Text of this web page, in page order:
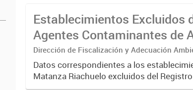
Establecimientos Excluidos
Agentes Contaminantes de
2023)
Dirección de Fiscalización y Adecuación
Datos correspondientes a los
Matanza Riachuelo excluidos del
Contaminantes del organismo entre